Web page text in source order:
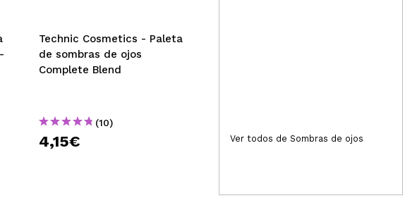
Technic Cosmetics - Paleta
de sombras de ojos
Complete Blend
(10)
4,15€ 4,69€
Ver todos de Sombras de ojos